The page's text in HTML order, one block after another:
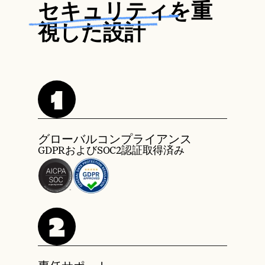
セキュリティを重
視した設計
1
グローバルコンプライアンス
GDPRおよびSOC2認証取得済み
2